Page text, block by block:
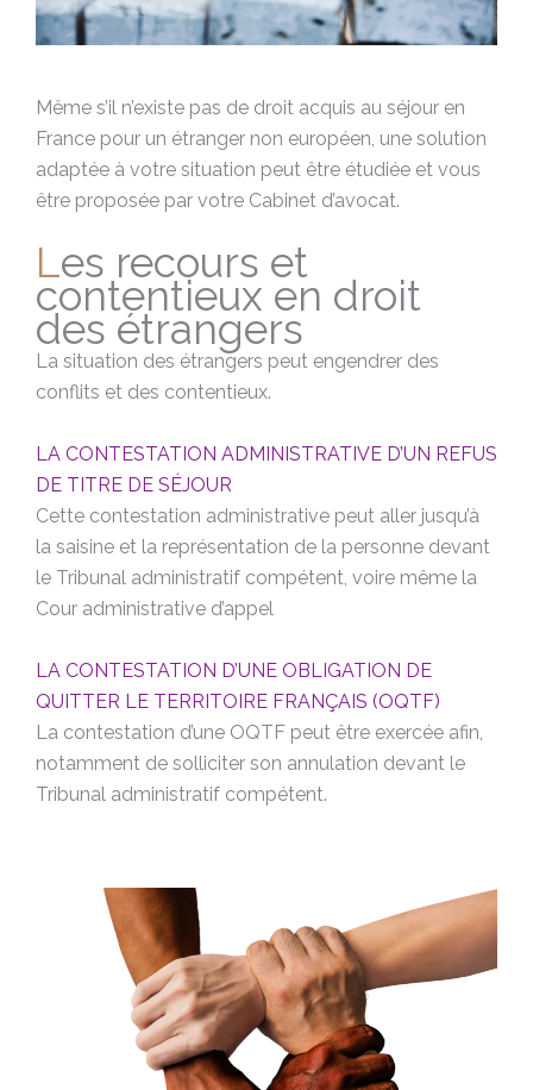
Même s’il n’existe pas de droit acquis au séjour en
France pour un étranger non européen, une solution
adaptée à votre situation peut être étudiée et vous
être proposée par votre Cabinet d’avocat.
Les recours et
contentieux en droit
des étrangers
La situation des étrangers peut engendrer des
conflits et des contentieux.
LA CONTESTATION ADMINISTRATIVE D’UN REFUS
DE TITRE DE SÉJOUR
Cette contestation administrative peut aller jusqu’à
la saisine et la représentation de la personne devant
le Tribunal administratif compétent, voire même la
Cour administrative d’appel
LA CONTESTATION D’UNE OBLIGATION DE
QUITTER LE TERRITOIRE FRANÇAIS (OQTF)
La contestation d’une OQTF peut être exercée afin,
notamment de solliciter son annulation devant le
Tribunal administratif compétent.